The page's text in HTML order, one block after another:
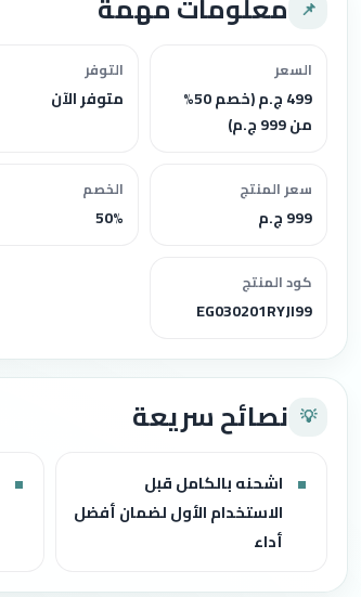
📌
السعر
499 ج.م (خصم 50%
من 999 ج.م)
التوفر
متوفر الآن
سعر المنتج
999 ج.م
الخصم
50%
كود المنتج
EG030201RYJI99
💡 نصائح سريعة
اشحنه بالكامل قبل
الاستخدام الأول لضمان أفضل
أداء